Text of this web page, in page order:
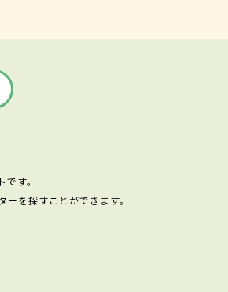
す。
を探すことができます。